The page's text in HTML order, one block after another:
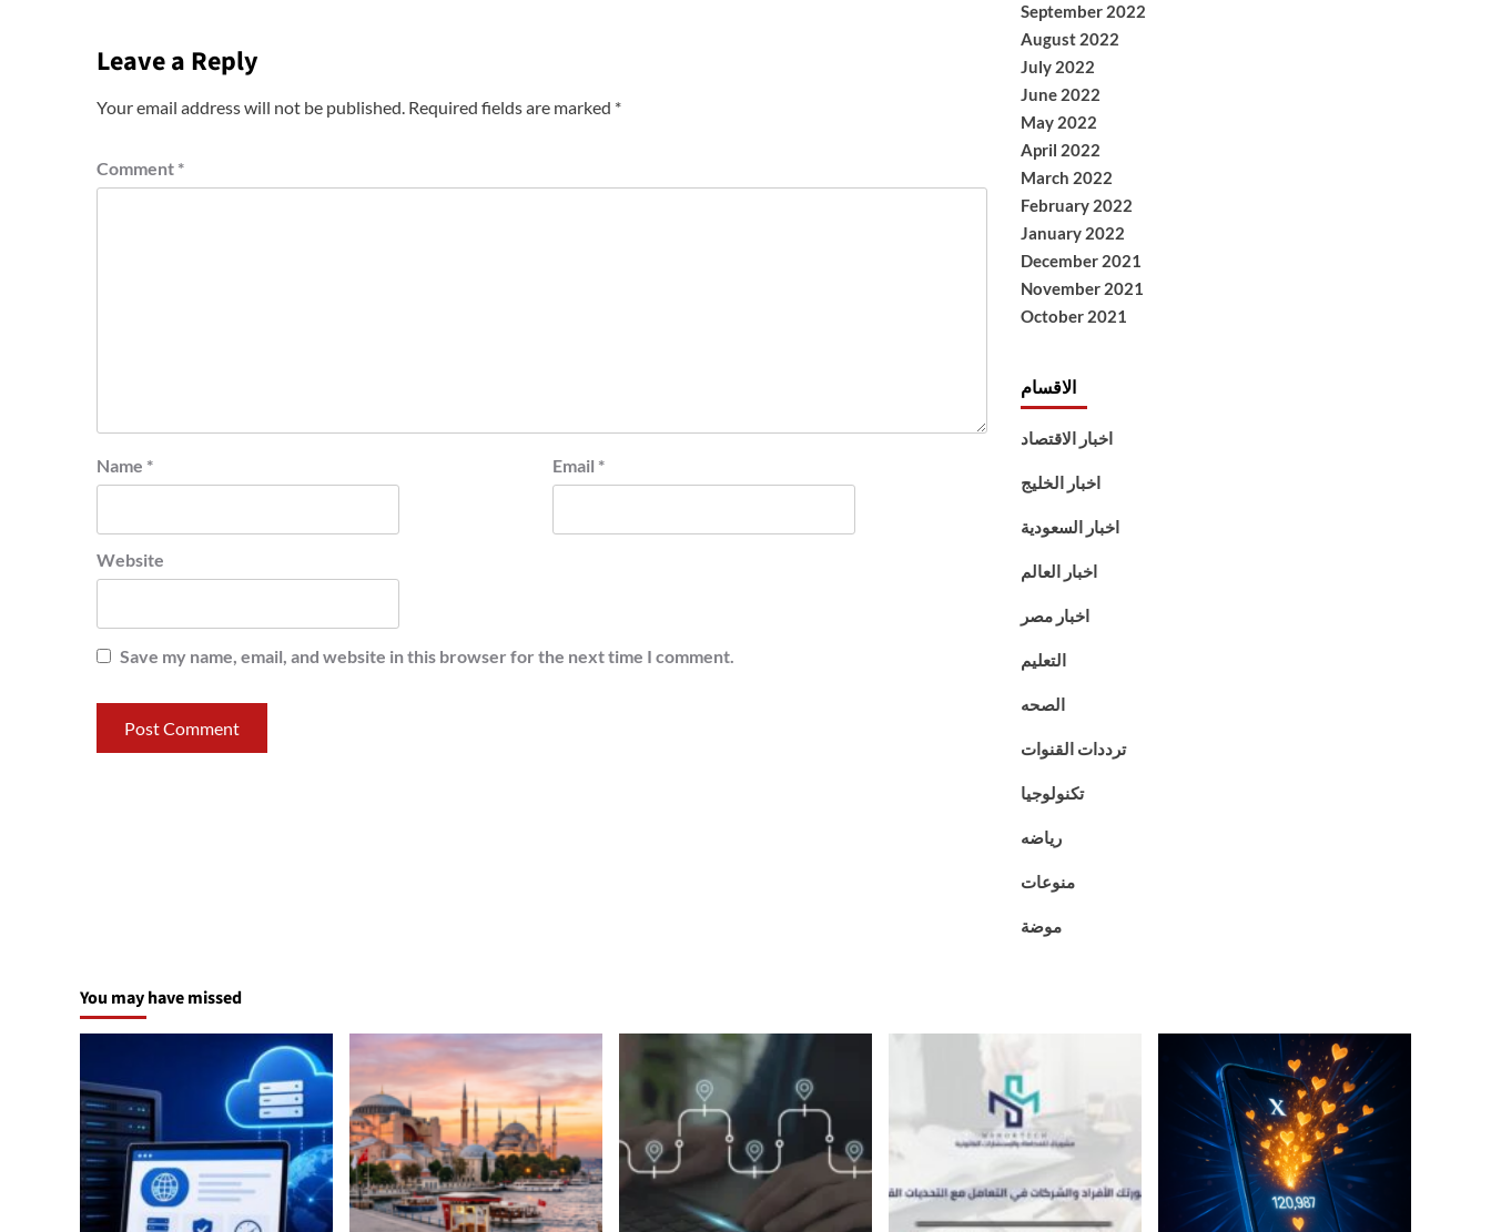
Leave a Reply
Your email address will not be published. Required fields are marked *
Comment *
Name * Email *
Website
Save my name, email, and website in this browser for the next time I comment.
September 2022
August 2022
July 2022
June 2022
May 2022
April 2022
March 2022
February 2022
January 2022
December 2021
November 2021
October 2021
الاقسام
اخبار الاقتصاد
اخبار الخليج
اخبار السعودية
اخبار العالم
اخبار مصر
التعليم
الصحه
ترددات القنوات
تكنولوجيا
رياضه
منوعات
موضة
You may have missed